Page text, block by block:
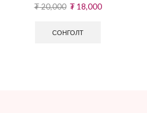
₮20,000 ₮18,000
СОНГОЛТ